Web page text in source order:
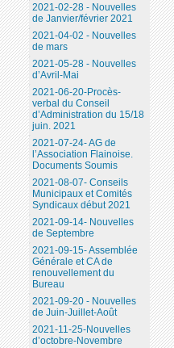
2021-02-28 - Nouvelles
de Janvier/février 2021
2021-04-02 - Nouvelles
de mars
2021-05-28 - Nouvelles
d’Avril-Mai
2021-06-20-Procès-
verbal du Conseil
d’Administration du 15/18
juin. 2021
2021-07-24- AG de
l’Association Flainoise.
Documents Soumis
2021-08-07- Conseils
Municipaux et Comités
Syndicaux début 2021
2021-09-14- Nouvelles
de Septembre
2021-09-15- Assemblée
Générale et CA de
renouvellement du
Bureau
2021-09-20 - Nouvelles
de Juin-Juillet-Août
2021-11-25-Nouvelles
d’octobre-Novembre